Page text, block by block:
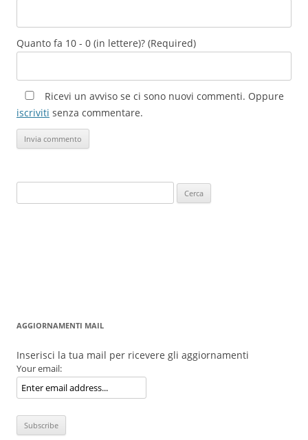
Quanto fa 10 - 0 (in lettere)? (Required)
Ricevi un avviso se ci sono nuovi commenti. Oppure
iscriviti senza commentare.
per:
AGGIORNAMENTI MAIL
Inserisci la tua mail per ricevere gli aggiornamenti
Your email: